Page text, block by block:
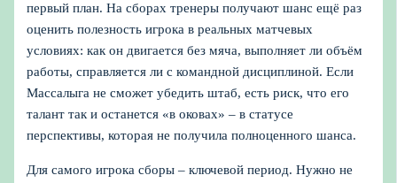
первый план. На сборах тренеры получают шанс ещё раз
оценить полезность игрока в реальных матчевых
условиях: как он двигается без мяча, выполняет ли объём
работы, справляется ли с командной дисциплиной. Если
Массалыга не сможет убедить штаб, есть риск, что его
талант так и останется «в оковах» – в статусе
перспективы, которая не получила полноценного шанса.
Для самого игрока сборы – ключевой период. Нужно не